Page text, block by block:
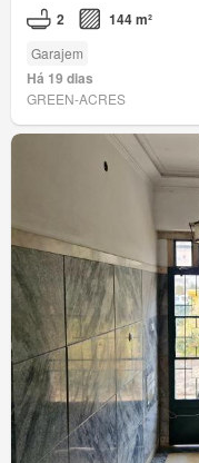
2 144 m²
Garajem
Há 19 dias
GREEN-ACRES